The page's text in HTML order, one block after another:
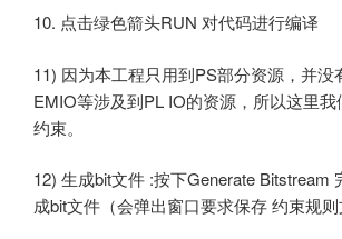
10. 点击绿色箭头RUN 对代码进行编译
11) 因为本工程只用到PS部分资源，并没
EMIO等涉及到PL IO的资源，所以这里
约束。
12) 生成bit文件 :按下Generate Bitstream
成bit文件（会弹出窗口要求保存 约束规则